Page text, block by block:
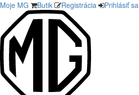
Moje MG Butik Registrácia Prihlásiť sa